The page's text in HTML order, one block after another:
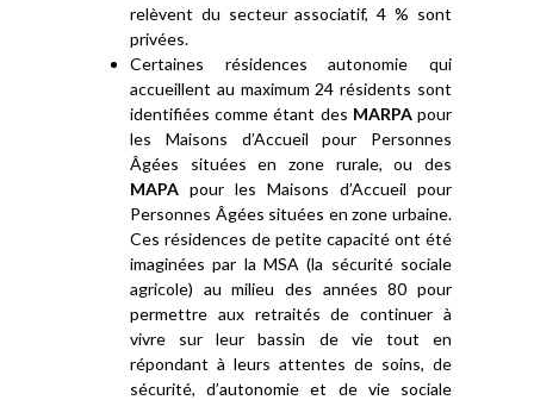
relèvent du secteur associatif, 4 % sont
privées.
Certaines résidences autonomie qui
accueillent au maximum 24 résidents sont
identifiées comme étant des MARPApour
les Maisons d’Accueil pour Personnes
Âgées situées en zone rurale, ou des
MAPA pour les Maisons d’Accueil pour
Personnes Âgées situées en zone urbaine.
Ces résidences de petite capacité ont été
imaginées par la MSA (la sécurité sociale
agricole) au milieu des années 80 pour
permettre aux retraités de continuer à
vivre sur leur bassin de vie tout en
répondant à leurs attentes de soins, de
sécurité, d’autonomie et de vie sociale